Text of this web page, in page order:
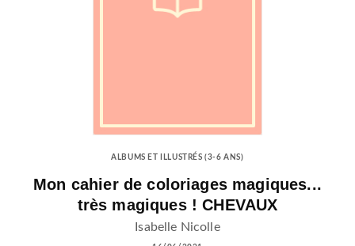
ALBUMS ET ILLUSTRÉS (3-6 ANS)
Mon cahier de coloriages magiques...
très magiques ! CHEVAUX
Isabelle Nicolle